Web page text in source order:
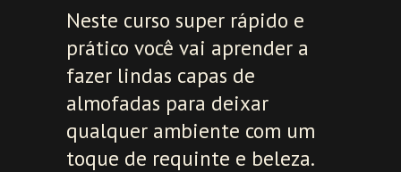
Neste curso super rápido e
prático você vai aprender a
fazer lindas capas de
almofadas para deixar
qualquer ambiente com um
toque de requinte e beleza.